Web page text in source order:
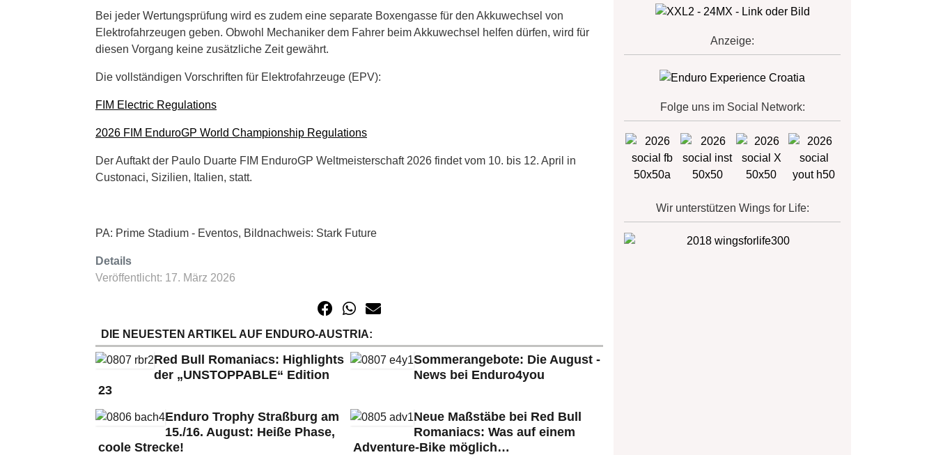
Bei jeder Wertungsprüfung wird es zudem eine separate Boxengasse für den Akkuwechsel von
Elektrofahrzeugen geben. Obwohl Mechaniker dem Fahrer beim Akkuwechsel helfen dürfen, wird für
diesen Vorgang keine zusätzliche Zeit gewährt.
Die vollständigen Vorschriften für Elektrofahrzeuge (EPV):
FIM Electric Regulations
2026 FIM EnduroGP World Championship Regulations
Der Auftakt der Paulo Duarte FIM EnduroGP Weltmeisterschaft 2026 findet vom 10. bis 12. April in
Custonaci, Sizilien, Italien, statt.
PA: Prime Stadium - Eventos, Bildnachweis: Stark Future
Details
Veröffentlicht: 17. März 2026
DIE NEUESTEN ARTIKEL AUF ENDURO-AUSTRIA:
Red Bull Romaniacs: Highlights
der „UNSTOPPABLE“ Edition
23
Sommerangebote: Die August -
News bei Enduro4you
Enduro Trophy Straßburg am
15./16. August: Heiße Phase,
coole Strecke!
Neue Maßstäbe bei Red Bull
Romaniacs: Was auf einem
Adventure-Bike möglich…
Anzeige:
Folge uns im Social Network:
Wir unterstützen Wings for Life: